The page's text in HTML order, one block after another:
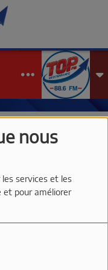
nous
services et les
pour améliorer
à Just'Rosé 2026
MICO À
VIEUX